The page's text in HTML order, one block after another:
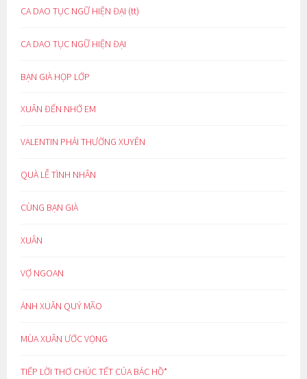
CA DAO TỤC NGỮ HIỆN ĐẠI (tt)
CA DAO TỤC NGỮ HIỆN ĐẠI
BẠN GIÀ HỌP LỚP
XUÂN ĐẾN NHỚ EM
VALENTIN PHẢI THƯỜNG XUYÊN
QUÀ LỄ TÌNH NHÂN
CÙNG BẠN GIÀ
XUÂN
VỢ NGOAN
ÁNH XUÂN QUÝ MÃO
MÙA XUÂN ƯỚC VỌNG
TIẾP LỜI THƠ CHÚC TẾT CỦA BÁC HỒ*